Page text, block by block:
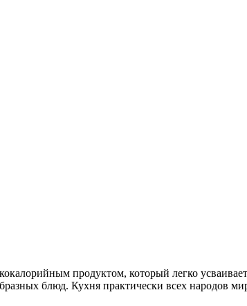
продуктом, который легко
блюд. Кухня практически всех народов